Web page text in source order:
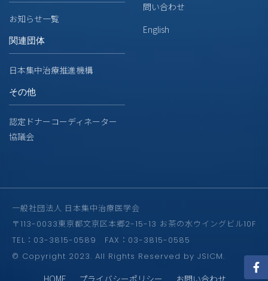
お知らせ一覧
関連団体
日本集中治療推進機構
その他
認定ドナーコーディネーター
協議会
問い合わせ
English
一般社団法人 日本集中治療医学会
〒113-0033東京都文京区本郷2-15-13 お茶の水ウイングビル10F
TEL：03-3815-0589 FAX：03-3815-0585
© Copyright 2023. All Rights Reserved by JSICM.